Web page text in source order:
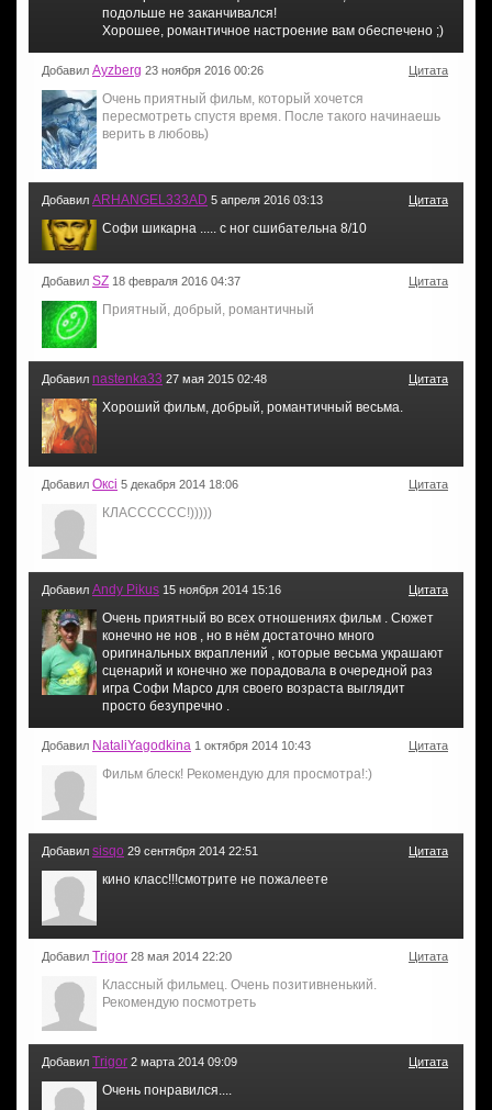
подольше не заканчивался!
Хорошее, романтичное настроение вам обеспечено ;)
Добавил Ayzberg 23 ноября 2016 00:26 Цитата
Очень приятный фильм, который хочется
пересмотреть спустя время. После такого начинаешь
верить в любовь)
Добавил ARHANGEL333AD 5 апреля 2016 03:13 Цитата
Софи шикарна ..... с ног сшибательна 8/10
Добавил SZ 18 февраля 2016 04:37 Цитата
Приятный, добрый, романтичный
Добавил nastenka33 27 мая 2015 02:48 Цитата
Хороший фильм, добрый, романтичный весьма.
Добавил Оксі 5 декабря 2014 18:06 Цитата
КЛАСССССС!)))))
Добавил Andy Pikus 15 ноября 2014 15:16 Цитата
Очень приятный во всех отношениях фильм . Сюжет
конечно не нов , но в нём достаточно много
оригинальных вкраплений , которые весьма украшают
сценарий и конечно же порадовала в очередной раз
игра Софи Марсо для своего возраста выглядит
просто безупречно .
Добавил NataliYagodkina 1 октября 2014 10:43 Цитата
Фильм блеск! Рекомендую для просмотра!:)
Добавил sisqo 29 сентября 2014 22:51 Цитата
кино класс!!!смотрите не пожалеете
Добавил Trigor 28 мая 2014 22:20 Цитата
Классный фильмец. Очень позитивненький.
Рекомендую посмотреть
Добавил Trigor 2 марта 2014 09:09 Цитата
Очень понравился....